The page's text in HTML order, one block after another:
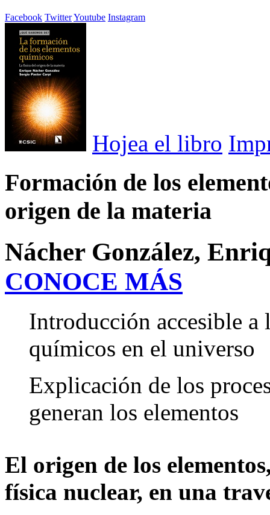
Facebook TwitterYoutube Instagram
Hojea el libro
Formación de los
origen de la materia
Nácher González,
CONOCE MÁS
Introducción accesible a
químicos en el universo
Explicación de los
generan los elementos
El origen de los
física nuclear, en una